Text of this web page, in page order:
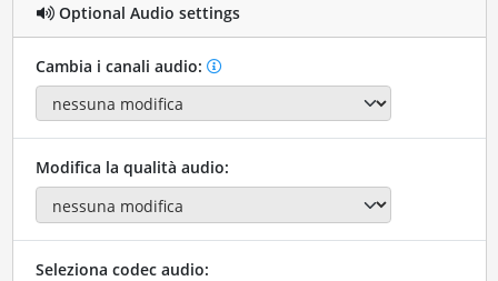
Optional Audio settings
Cambia i canali audio:
Modifica la qualità audio:
Seleziona codec audio: